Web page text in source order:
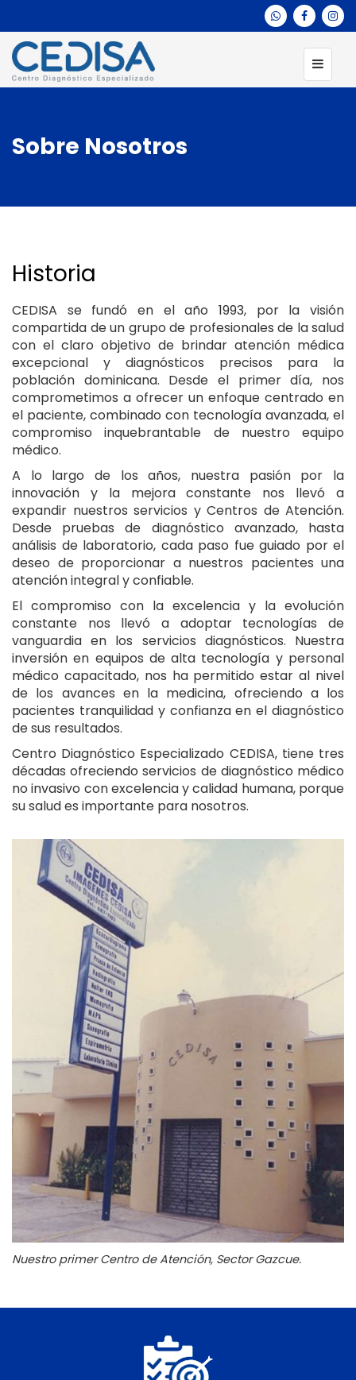
Sobre Nosotros
Historia
CEDISA se fundó en el año 1993, por la visión
compartida de un grupo de profesionales de la salud
con el claro objetivo de brindar atención médica
excepcional y diagnósticos precisos para la
población dominicana. Desde el primer día, nos
comprometimos a ofrecer un enfoque centrado en
el paciente, combinado con tecnología avanzada, el
compromiso inquebrantable de nuestro equipo
médico.
A lo largo de los años, nuestra pasión por la
innovación y la mejora constante nos llevó a
expandir nuestros servicios y Centros de Atención.
Desde pruebas de diagnóstico avanzado, hasta
análisis de laboratorio, cada paso fue guiado por el
deseo de proporcionar a nuestros pacientes una
atención integral y confiable.
El compromiso con la excelencia y la evolución
constante nos llevó a adoptar tecnologías de
vanguardia en los servicios diagnósticos. Nuestra
inversión en equipos de alta tecnología y personal
médico capacitado, nos ha permitido estar al nivel
de los avances en la medicina, ofreciendo a los
pacientes tranquilidad y confianza en el diagnóstico
de sus resultados.
Centro Diagnóstico Especializado CEDISA, tiene tres
décadas ofreciendo servicios de diagnóstico médico
no invasivo con excelencia y calidad humana, porque
su salud es importante para nosotros.
Nuestro primer Centro de Atención, Sector Gazcue.